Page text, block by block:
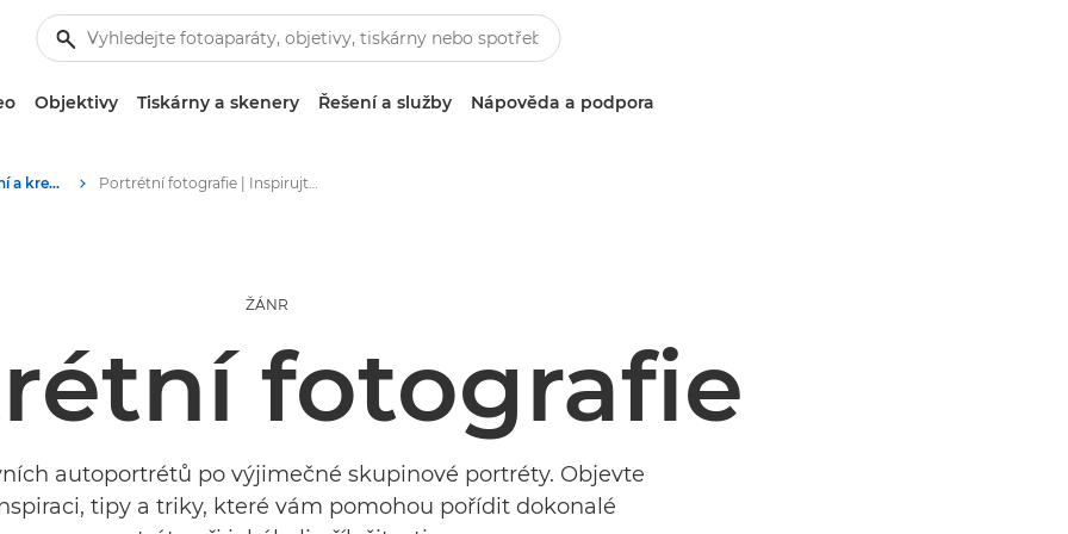
Objektivy Tiskárny a skenery Řešení a služby Nápověda a podpora
Příběhy o fotografování a kreativitě Portrétní fotografie | Inspirujte se
ŽÁNR
fotografie
autoportrétů po výjimečné skupinové portréty. Objevte
tipy a triky, které vám pomohou pořídit dokonalé